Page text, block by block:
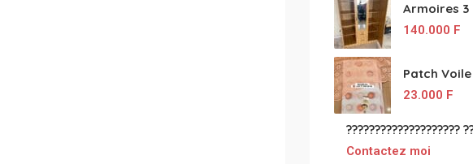
140.000 F
23.000 F
Contactez moi